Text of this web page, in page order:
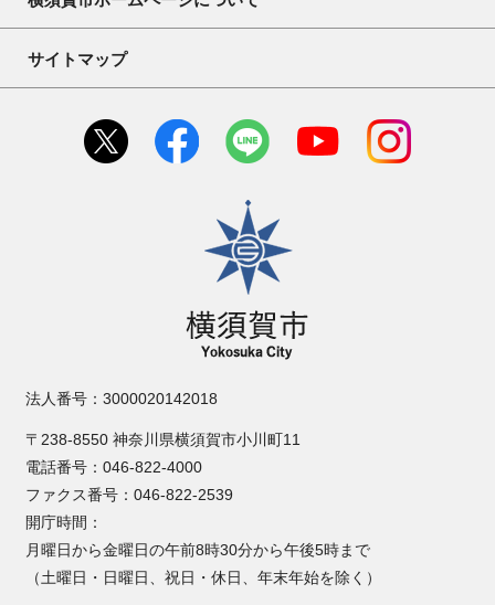
サイトマップ
横須賀市
法人番号：3000020142018
〒238-8550 神奈川県横須賀市小川町11
電話番号：046-822-4000
ファクス番号：046-822-2539
開庁時間：
月曜日から金曜日の午前8時30分から午後5時まで
（土曜日・日曜日、祝日・休日、年末年始を除く）